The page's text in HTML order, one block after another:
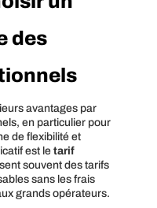
des
avantages par
en particulier pour
de flexibilité et
est le tarif
souvent des tarifs
sans les frais
grands opérateurs.